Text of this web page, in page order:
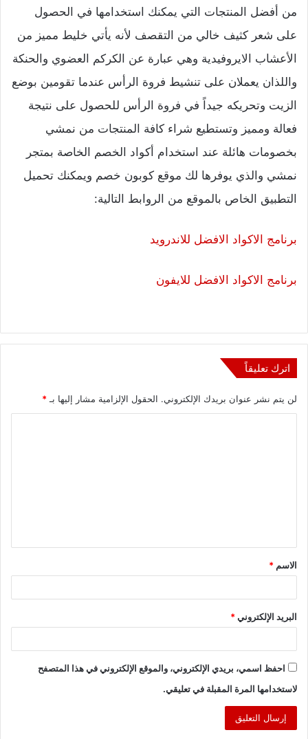
من أفضل المنتجات التي يمكنك استخدامها في الحصول
على شعر كثيف خالي من التقصف لأنه يأتي خليط مميز من
الأعشاب الايروفيدية وهي عبارة عن الكركم العضوي والحنكة
واللذان يعملان على تنشيط فروة الرأس عندما تقومين بوضع
الزيت وتحريكه جيداً في فروة الرأس للحصول على نتيجة
فعالة ومميز وتستطيع شراء كافة المنتجات من نمشي
بخصومات هائلة عند استخدام أكواد الخصم الخاصة بمتجر
نمشي والذي يوفرها لك موقع كوبون خصم ويمكنك تحميل
التطبيق الخاص بالموقع من الروابط التالية:
برنامج الاكواد الافضل للاندرويد
برنامج الاكواد الافضل للايفون
اترك تعليقاً
لن يتم نشر عنوان بريدك الإلكتروني. الحقول الإلزامية مشار إليها بـ *
ق
*
الاسم *
البريد الإلكتروني*
احفظ اسمي، بريدي الإلكتروني، والموقع الإلكتروني في هذا المتصفح
لاستخدامها المرة المقبلة في تعليقي.